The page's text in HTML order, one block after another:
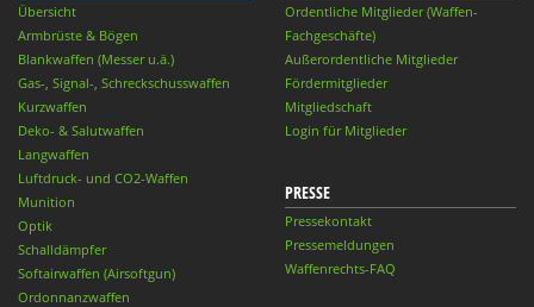
Übersicht
Armbrüste & Bögen
Blankwaffen (Messer u.ä.)
Gas-, Signal-, Schreckschusswaffen
Kurzwaffen
Deko- & Salutwaffen
Langwaffen
Luftdruck- und CO2-Waffen
Munition
Optik
Schalldämpfer
Softairwaffen (Airsoftgun)
Ordonnanzwaffen
Ordentliche Mitglieder (Waffen-
Fachgeschäfte)
Außerordentliche Mitglieder
Fördermitglieder
Mitgliedschaft
Login für Mitglieder
PRESSE
Pressekontakt
Pressemeldungen
Waffenrechts-FAQ